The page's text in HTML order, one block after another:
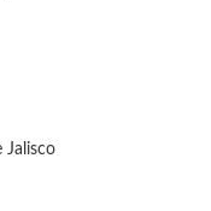
Jalisco